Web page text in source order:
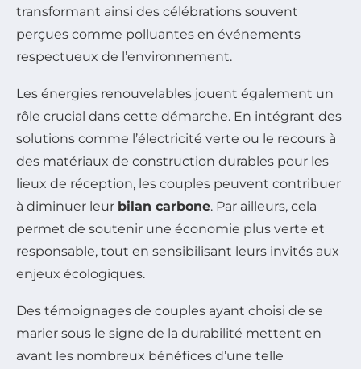
transformant ainsi des célébrations souvent
perçues comme polluantes en événements
respectueux de l’environnement.
Les énergies renouvelables jouent également un
rôle crucial dans cette démarche. En intégrant des
solutions comme l’électricité verte ou le recours à
des matériaux de construction durables pour les
lieux de réception, les couples peuvent contribuer
à diminuer leur bilan carbone. Par ailleurs, cela
permet de soutenir une économie plus verte et
responsable, tout en sensibilisant leurs invités aux
enjeux écologiques.
Des témoignages de couples ayant choisi de se
marier sous le signe de la durabilité mettent en
avant les nombreux bénéfices d’une telle